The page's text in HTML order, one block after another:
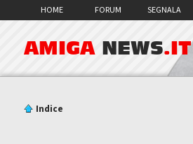
HOME FORUM SEGNALA
AMIGA NEWS.IT
Indice